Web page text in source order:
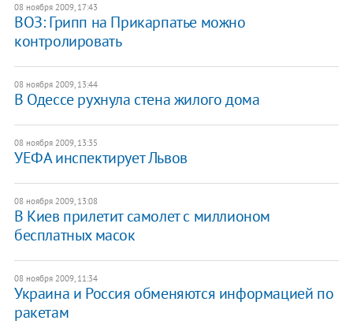
08 ноября 2009, 17:43
ВОЗ: Грипп на Прикарпатье можно
контролировать
08 ноября 2009, 13:44
В Одессе рухнула стена жилого дома
08 ноября 2009, 13:35
УЕФА инспектирует Львов
08 ноября 2009, 13:08
В Киев прилетит самолет с миллионом
бесплатных масок
08 ноября 2009, 11:34
Украина и Россия обменяются информацией по
ракетам